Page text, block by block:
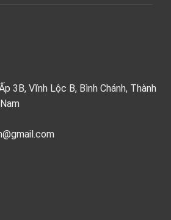
3B, Vĩnh Lộc B, Bình Chánh, Thành